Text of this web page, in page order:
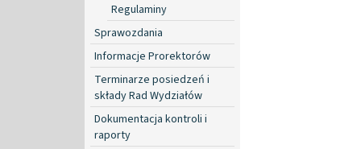
Regulaminy
Sprawozdania
Informacje Prorektorów
Terminarze posiedzeń i
składy Rad Wydziałów
Dokumentacja kontroli i
raporty